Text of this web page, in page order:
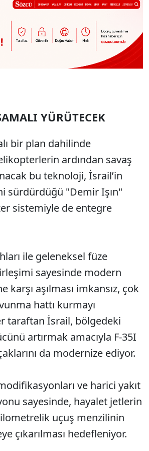
YÜRÜTECEK
bir plan dahilinde
ardından savaş
bu teknoloji, İsrail’in
sürdürdüğü "Demir Işın"
sistemiyle de entegre
ile geleneksel füze
sayesinde modern
karşı aşılması imkansız, çok
hattı kurmayı
taraftan İsrail, bölgedeki
artırmak amacıyla F-35I
da modernize ediyor.
ve harici yakıt
sayesinde, hayalet jetlerin
uçuş menzilinin
çıkarılması hedefleniyor.